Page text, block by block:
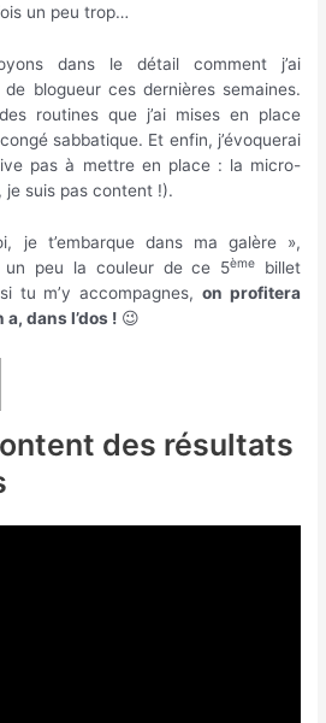
un peu trop…
dans le détail comment j’ai
blogueur ces dernières semaines.
routines que j’ai mises en place
sabbatique. Et enfin, j’évoquerai
pas à mettre en place : la micro-
je suis pas content !).
je t’embarque dans ma galère »,
un peu la couleur de ce 5ème
billet
tu m’y accompagnes,on profitera
dans l’dos ! 😉
des résultats